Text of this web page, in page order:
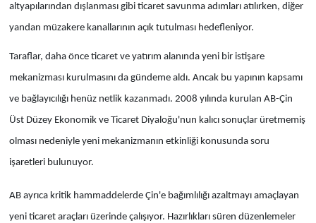
altyapılarından dışlanması gibi ticaret savunma adımları atılırken, diğer
yandan müzakere kanallarının açık tutulması hedefleniyor.
Taraflar, daha önce ticaret ve yatırım alanında yeni bir istişare
mekanizması kurulmasını da gündeme aldı. Ancak bu yapının kapsamı
ve bağlayıcılığı henüz netlik kazanmadı. 2008 yılında kurulan AB-Çin
Üst Düzey Ekonomik ve Ticaret Diyaloğu'nun kalıcı sonuçlar üretmemiş
olması nedeniyle yeni mekanizmanın etkinliği konusunda soru
işaretleri bulunuyor.
AB ayrıca kritik hammaddelerde Çin'e bağımlılığı azaltmayı amaçlayan
yeni ticaret araçları üzerinde çalışıyor. Hazırlıkları süren düzenlemeler